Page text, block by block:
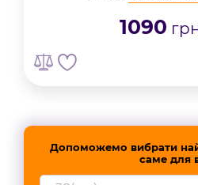
1090
Допоможемо вибрати
саме для